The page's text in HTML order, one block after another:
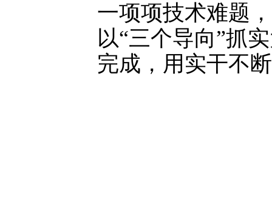
一项项技术难题
以“三个导向”抓
完成，用实干不